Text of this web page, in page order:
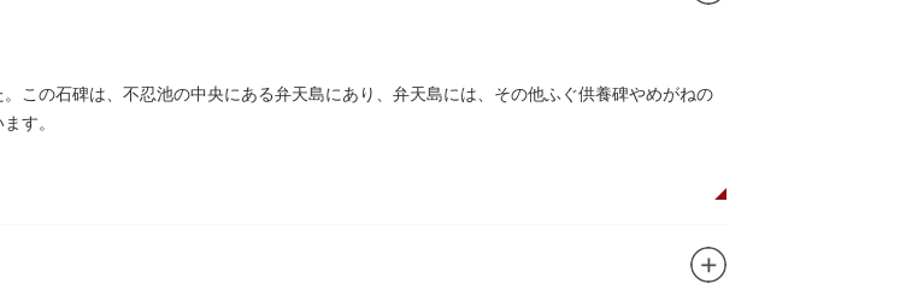
この石碑は、不忍池の中央にある弁天島にあり、弁天島には、その他ふぐ供養碑やめがねの
す。